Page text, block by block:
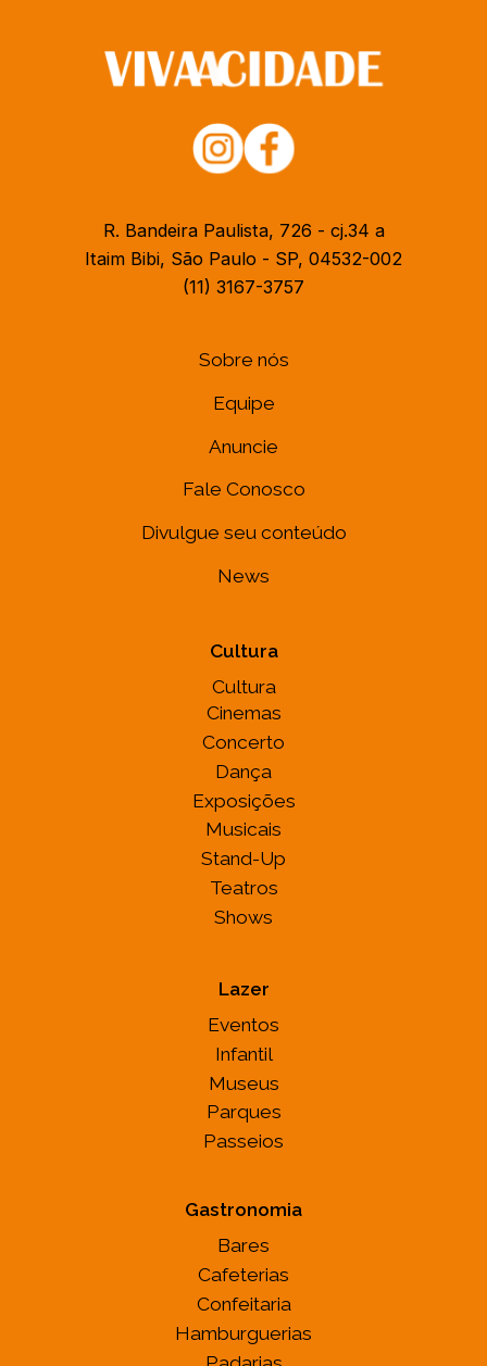
R. Bandeira Paulista, 726 - cj.34 a
Itaim Bibi, São Paulo - SP, 04532-002
(11) 3167-3757
Sobre nós
Equipe
Anuncie
Fale Conosco
Divulgue seu conteúdo
News
Cultura
Cultura
Cinemas
Concerto
Dança
Exposições
Musicais
Stand-Up
Teatros
Shows
Lazer
Eventos
Infantil
Museus
Parques
Passeios
Gastronomia
Bares
Cafeterias
Confeitaria
Hamburguerias